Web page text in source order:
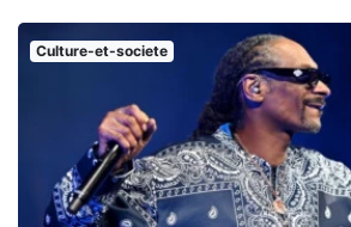
Culture-et-societe